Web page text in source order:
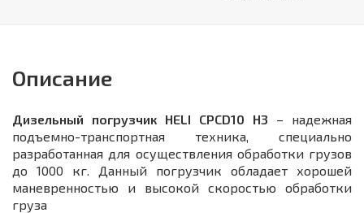
Описание
Дизельный погрузчик HELI CPCD10 H3 – надежная
подъемно-транспортная техника, специально
разработанная для осуществления обработки грузов
до 1000 кг. Данный погрузчик обладает хорошей
маневренностью и высокой скоростью обработки
груза